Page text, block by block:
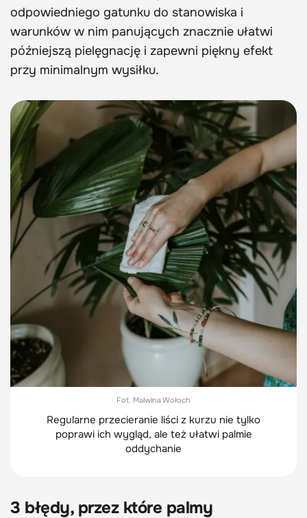
odpowiedniego gatunku do stanowiska i
warunków w nim panujących znacznie ułatwi
późniejszą pielęgnację i zapewni piękny efekt
przy minimalnym wysiłku.
Fot. Malwina Wołoch
Regularne przecieranie liści z kurzu nie tylko
poprawi ich wygląd, ale też ułatwi palmie
oddychanie
3 błędy, przez które palmy